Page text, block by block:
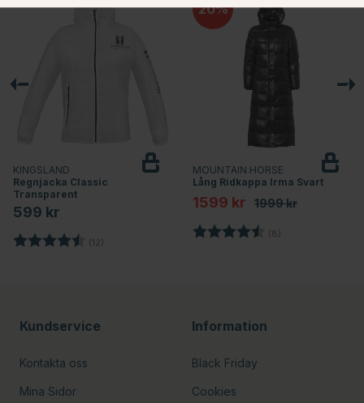
KINGSLAND
Regnjacka Classic
Transparent
599 kr
Betyg: (12)
20
MOUNTAIN HORSE
Lång Ridkappa Irma Svart
1599 kr 1999 kr
Betyg: (8)
Kundservice
Kontakta oss
Mina Sidor
Information
Black Friday
Cookies